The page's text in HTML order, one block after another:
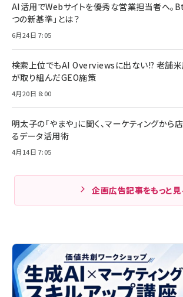
AI活用でWebサイトを優秀な営業担当者へ。
つの新基準」とは？
6月24日 7:05
検索上位でもAI Overviewsに出ない!? 老舗米
が取り組んだGEO施策
4月20日 8:00
明太子の「やまや」に聞く、マーケティングから
るデータ活用術
4月14日 7:05
企画広告記事をもっと見